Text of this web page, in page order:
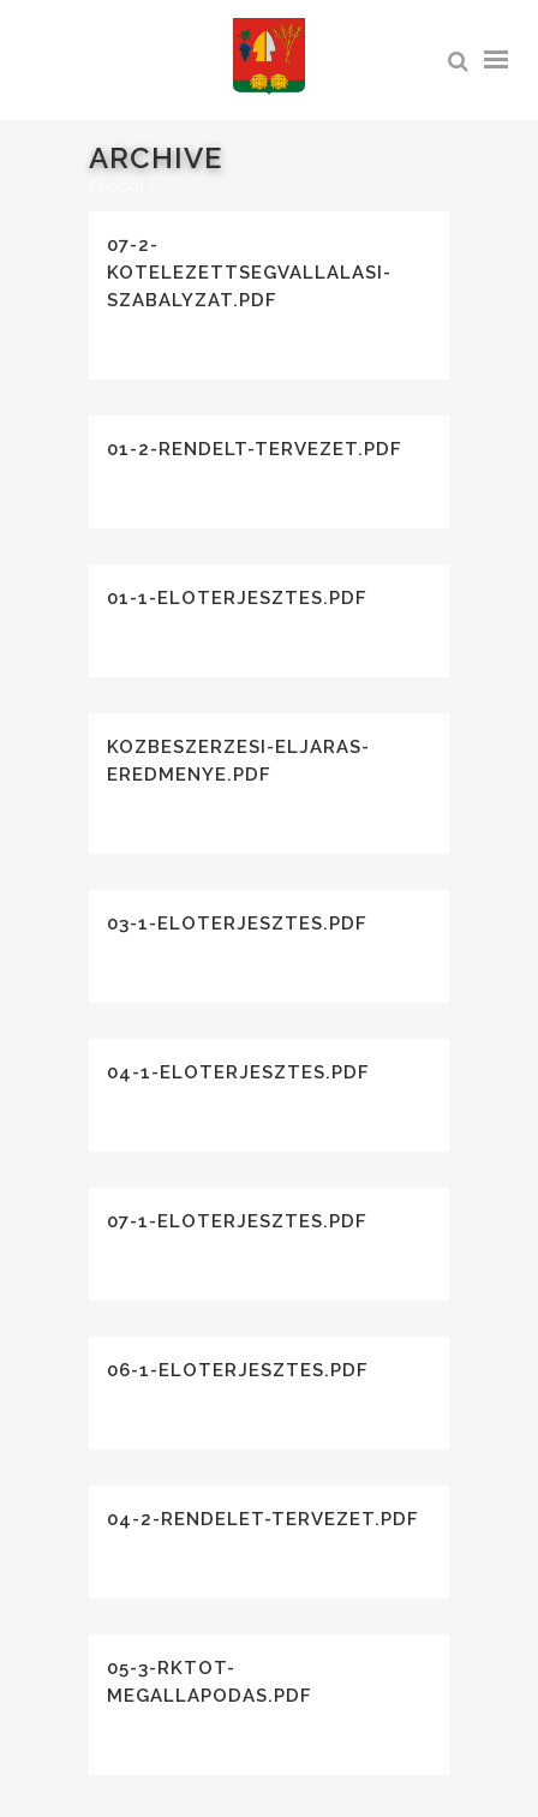
ARCHIVE
07-2-
KOTELEZETTSEGVALLALASI-
SZABALYZAT.PDF
01-2-RENDELT-TERVEZET.PDF
01-1-ELOTERJESZTES.PDF
KOZBESZERZESI-ELJARAS-
EREDMENYE.PDF
03-1-ELOTERJESZTES.PDF
04-1-ELOTERJESZTES.PDF
07-1-ELOTERJESZTES.PDF
06-1-ELOTERJESZTES.PDF
04-2-RENDELET-TERVEZET.PDF
05-3-RKTOT-
MEGALLAPODAS.PDF